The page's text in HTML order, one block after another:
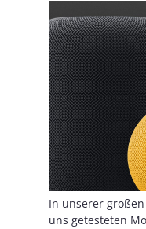
In unserer
uns getesteten